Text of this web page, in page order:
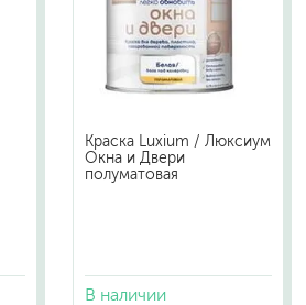
Краска Luxium / Люксиум
Окна и Двери
полуматовая
В наличии